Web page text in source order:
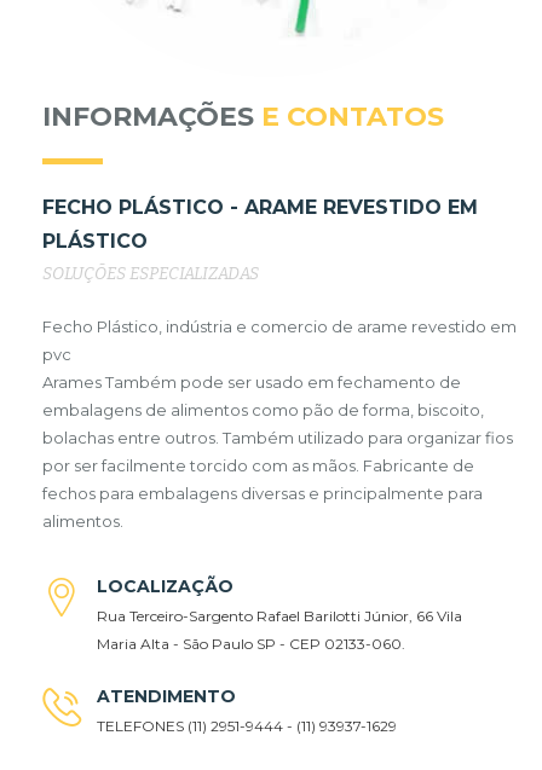
INFORMAÇÕES E CONTATOS
FECHO PLÁSTICO - ARAME REVESTIDO EM
PLÁSTICO
SOLUÇÕES ESPECIALIZADAS
Fecho Plástico, indústria e comercio de arame revestido em
pvc
Arames Também pode ser usado em fechamento de
embalagens de alimentos como pão de forma, biscoito,
bolachas entre outros. Também utilizado para organizar fios
por ser facilmente torcido com as mãos. Fabricante de
fechos para embalagens diversas e principalmente para
alimentos.
LOCALIZAÇÃO
Rua Terceiro-Sargento Rafael Barilotti Júnior, 66 Vila
Maria Alta - São Paulo SP - CEP 02133-060.
ATENDIMENTO
TELEFONES (11) 2951-9444 - (11) 93937-1629